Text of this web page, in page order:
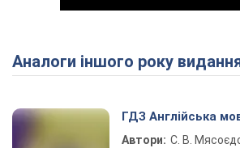
Play
Аналоги іншого року
ГДЗ Англійська
Автори: С. В.